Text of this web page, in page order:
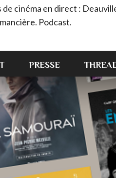
cinéma en direct :
Podcast.
PRESSE